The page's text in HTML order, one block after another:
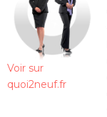
Voir sur
quoi2neuf.fr